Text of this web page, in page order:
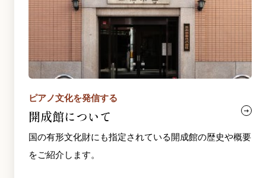
ピアノ文化を発信する
開成館について
国の有形文化財にも指定されている開成館の歴史や概要
をご紹介します。